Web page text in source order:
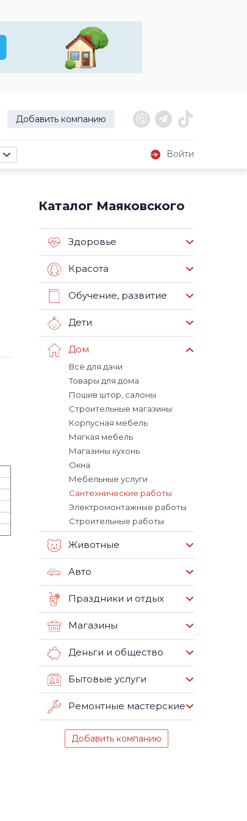
Добавить компанию
Войти
Каталог Маяковского
Здоровье
Красота
Обучение, развитие
Дети
Дом
Всё для дачи
Товары для дома
Пошив штор, салоны
Строительные магазины
Корпусная мебель
Мягкая мебель
Магазины кухонь
Окна
Мебельные услуги
Сантехнические работы
Электромонтажные работы
Строительные работы
Животные
Авто
Праздники и отдых
Магазины
Деньги и общество
Бытовые услуги
Ремонтные мастерские
Добавить компанию